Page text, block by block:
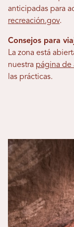
anticipadas para
recreación.gov.
Consejos para
La zona está
nuestra página de
las prácticas.